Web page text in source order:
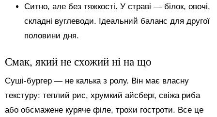
Ситно, але без тяжкості. У страві — білок, овочі,
складні вуглеводи. Ідеальний баланс для другої
половини дня.
Смак, який не схожий ні на що
Суші-бургер — не калька з ролу. Він має власну
текстуру: теплий рис, хрумкий айсберг, свіжа риба
або обсмажене куряче філе, трохи гостроти. Все це